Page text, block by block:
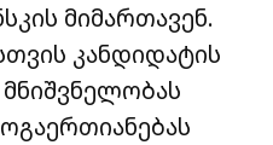
მიმართავენ.
კანდიდატის
მნიშვნელობას